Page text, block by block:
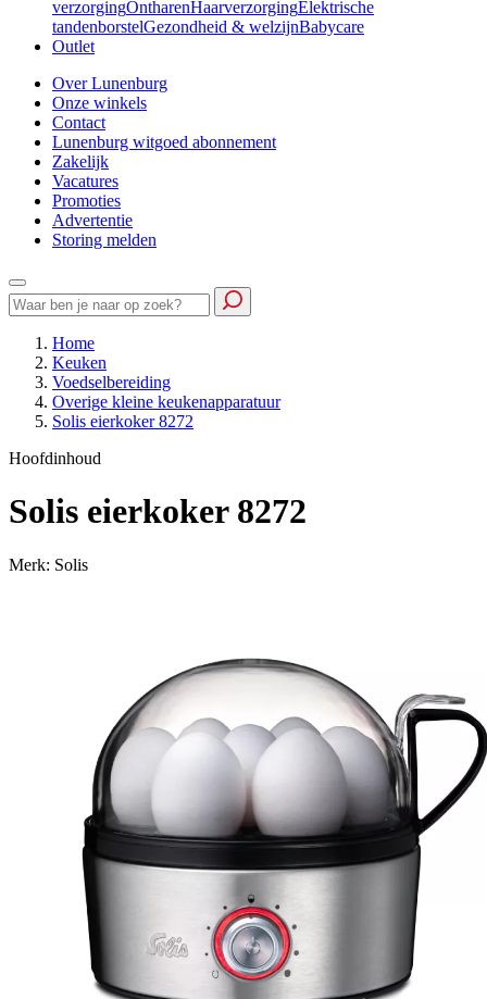
verzorgingOntharenHaarverzorgingElektrische
tandenborstelGezondheid & welzijnBabycare
Outlet
Over Lunenburg
Onze winkels
Contact
Lunenburg witgoed abonnement
Zakelijk
Vacatures
Promoties
Advertentie
Storing melden
Home
Keuken
Voedselbereiding
Overige kleine keukenapparatuur
Solis eierkoker 8272
Hoofdinhoud
Solis eierkoker 8272
Merk: Solis